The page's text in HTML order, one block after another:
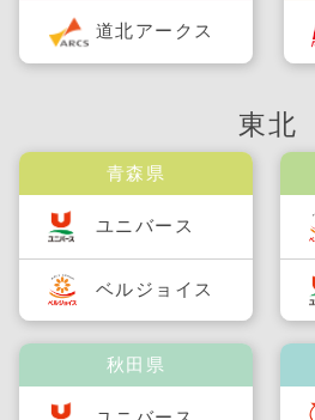
道北アークス
東北
青森県
ユニバース
ベルジョイス
秋田県